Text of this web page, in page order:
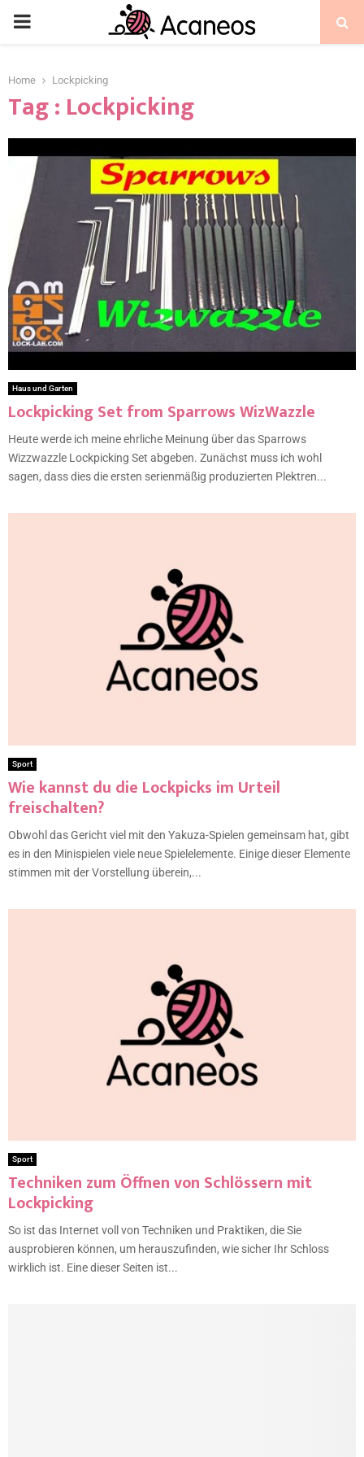
Home Lockpicking
Tag : Lockpicking
Haus und Garten
Lockpicking Set from Sparrows WizWazzle
Heute werde ich meine ehrliche Meinung über das Sparrows
Wizzwazzle Lockpicking Set abgeben. Zunächst muss ich wohl
sagen, dass dies die ersten serienmäßig produzierten Plektren...
Sport
Wie kannst du die Lockpicks im Urteil
freischalten?
Obwohl das Gericht viel mit den Yakuza-Spielen gemeinsam hat, gibt
es in den Minispielen viele neue Spielelemente. Einige dieser Elemente
stimmen mit der Vorstellung überein,...
Sport
Techniken zum Öffnen von Schlössern mit
Lockpicking
So ist das Internet voll von Techniken und Praktiken, die Sie
ausprobieren können, um herauszufinden, wie sicher Ihr Schloss
wirklich ist. Eine dieser Seiten ist...